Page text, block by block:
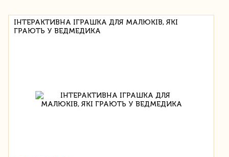
ІНТЕРАКТИВНА ІГРАШКА ДЛЯ МАЛЮКІВ, ЯКІ
ГРАЮТЬ У ВЕДМЕДИКА